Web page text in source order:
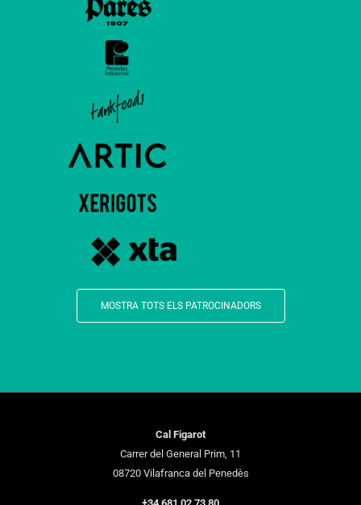
MOSTRA TOTS ELS PATROCINADORS
Cal Figarot
Carrer del General Prim, 11
08720 Vilafranca del Penedès